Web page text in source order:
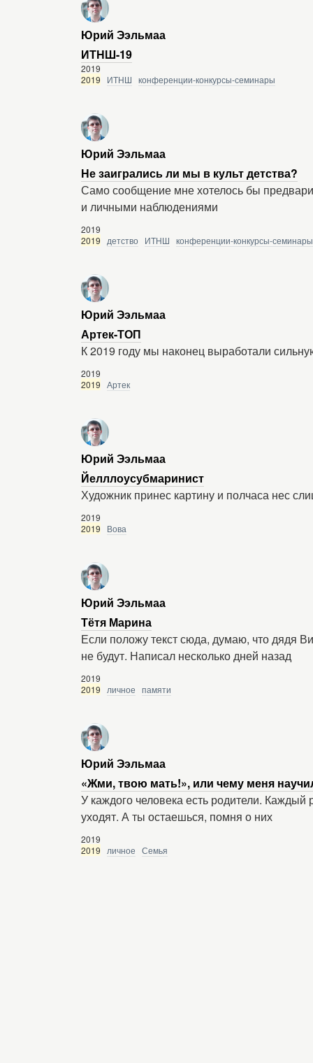
Юрий Ээльмаа
ИТНШ-19
2019
2019
ИТНШ конференции-конкурсы-семинары
Юрий Ээльмаа
Не заигрались ли мы в культ детства?
Само сообщение мне хотелось бы
и личными наблюдениями
2019
2019
детство ИТНШ конференции-конкурсы-семинары
Юрий Ээльмаа
Артек-ТОП
К 2019 году мы наконец выработали
2019
2019 Артек
Юрий Ээльмаа
Йелллоусубмаринист
Художник принес картину и полчаса нес
2019
2019
Вова
Юрий Ээльмаа
Тётя Марина
Если положу текст сюда, думаю, что дядя
не будут. Написал несколько дней назад
2019
2019
личное памяти
Юрий Ээльмаа
«Жми, твою мать!», или чему меня
У каждого человека есть родители.
уходят. А ты остаешься, помня о них
2019
2019
личное Семья